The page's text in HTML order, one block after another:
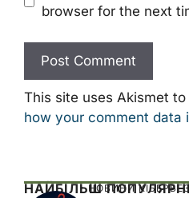
browser for the next
This site uses Akismet
how your comment data
НАЙБІЛЬШНОВИНИ